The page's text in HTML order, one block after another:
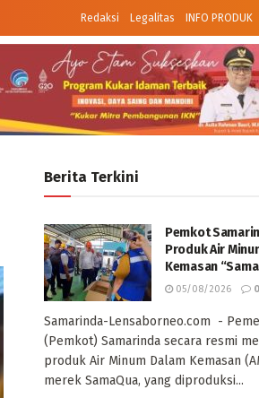
Redaksi Legalitas INFO PRODUK
Berita Terkini
Pemkot
Produk Air
Kemasan
05/08/2026 0
Samarinda-Lensaborneo.com -
(Pemkot) Samarinda secara resmi
produk Air Minum Dalam Kemasan
merek SamaQua, yang diproduksi...